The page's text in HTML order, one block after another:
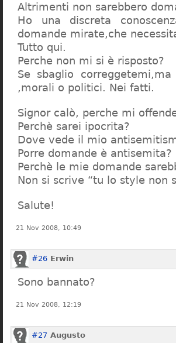
Altrimenti non sarebbero
Ho una discreta
domande mirate,che
Tutto qui.
Perche non mi si è risposto?
Se sbaglio
,morali o politici. Nei fatti.
Signor calò, perche mi
Perchè sarei ipocrita?
Dove vede il mio
Porre domande è antisemita?
Perchè le mie domande
Non si scrive “tu lo style non
Salute!
21 Nov 2008, 10:49
#26 Erwin
Sono bannato?
21 Nov 2008, 12:19
#27 Augusto